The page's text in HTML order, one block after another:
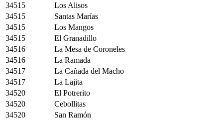
34515
Los Alisos
34515
Santas Marías
34515
Los Mangos
34515
El Granadillo
34516
La Mesa de Coroneles
34516
La Ramada
34517
La Cañada del Macho
34517
La Lajita
34520
El Potrerito
34520
Cebollitas
34520
San Ramón